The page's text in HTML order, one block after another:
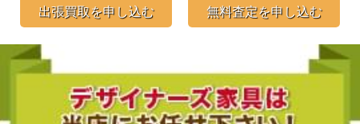
出張買取を申し込む 無料査定を申し込む